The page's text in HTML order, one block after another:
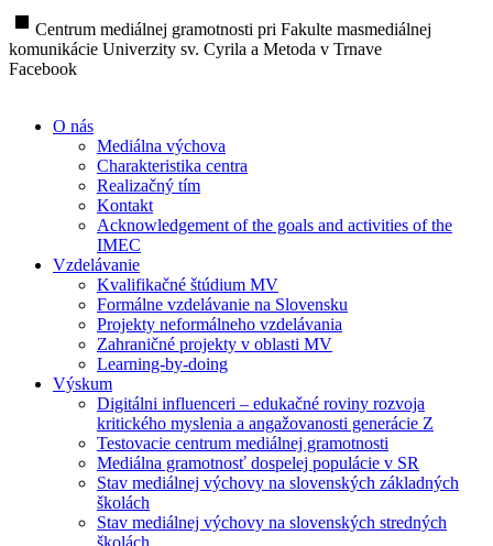
stop Centrum mediálnej gramotnosti pri Fakulte masmediálnej
komunikácie Univerzity sv. Cyrila a Metoda v Trnave
Facebook
O nás
Mediálna výchova
Charakteristika centra
Realizačný tím
Kontakt
Acknowledgement of the goals and activities of the
IMEC
Vzdelávanie
Kvalifikačné štúdium MV
Formálne vzdelávanie na Slovensku
Projekty neformálneho vzdelávania
Zahraničné projekty v oblasti MV
Learning-by-doing
Výskum
Digitálni influenceri – edukačné roviny rozvoja
kritického myslenia a angažovanosti generácie Z
Testovacie centrum mediálnej gramotnosti
Mediálna gramotnosť dospelej populácie v SR
Stav mediálnej výchovy na slovenských základných
školách
Stav mediálnej výchovy na slovenských stredných
školách